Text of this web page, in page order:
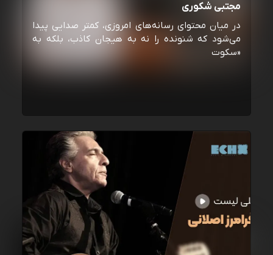
مجتبی شکوری
در میان محتوای رسانه‌های امروزی، کمتر صدایی پیدا
می‌شود که شنونده را نه به هیجان کاذب، بلکه به
«سکوت